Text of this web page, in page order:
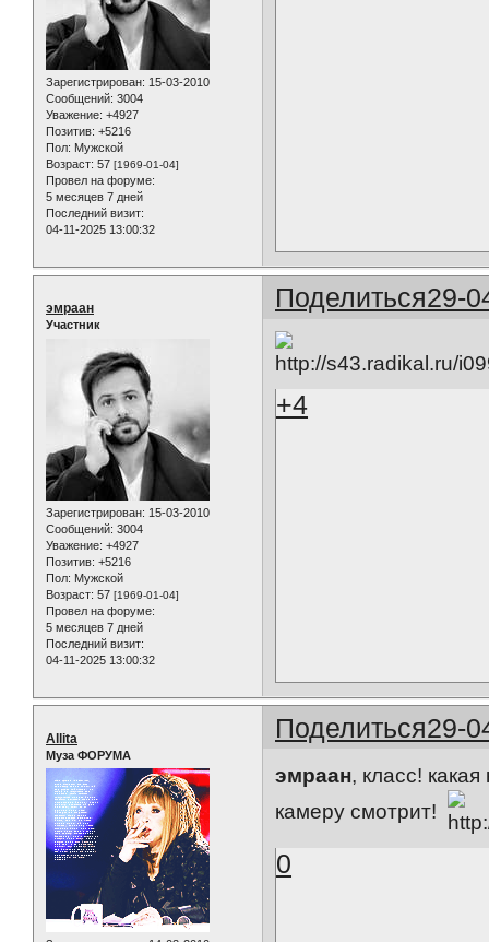
Зарегистрирован: 15-03-2010
Сообщений: 3004
Уважение: +4927
Позитив: +5216
Пол: Мужской
Возраст: 57 [1969-01-04]
Провел на форуме:
5 месяцев 7 дней
Последний визит:
04-11-2025 13:00:32
Поделиться29-
эмраан
Участник
Зарегистрирован: 15-03-2010
Сообщений: 3004
Уважение: +4927
Позитив: +5216
Пол: Мужской
Возраст: 57 [1969-01-04]
Провел на форуме:
5 месяцев 7 дней
Последний визит:
04-11-2025 13:00:32
+4
Поделиться29-
Allita
Муза ФОРУМА
эмраан, класс!
камеру смотрит!
0